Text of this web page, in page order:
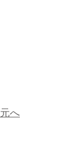
へ